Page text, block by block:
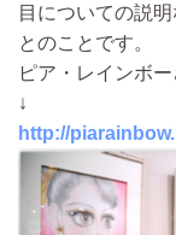
目についての説
とのことです。
ピア・レインボ
↓
http://